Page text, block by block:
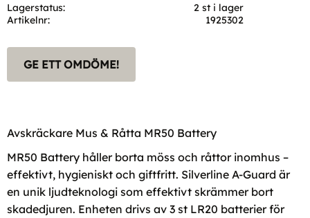
Lagerstatus
2 st i lager
Artikelnr
1925302
GE ETT OMDÖME!
Avskräckare Mus & Råtta MR50 Battery
MR50 Battery håller borta möss och råttor inomhus –
effektivt, hygieniskt och giftfritt. Silverline A-Guard är
en unik ljudteknologi som effektivt skrämmer bort
skadedjuren. Enheten drivs av 3 st LR20 batterier för